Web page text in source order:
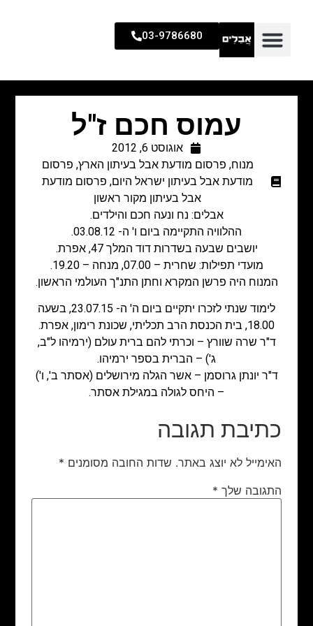
03-9786680
עמוס חכם ז"ל
אוגוסט 6, 2012
מנוח, פרסום מודעת אבל בעיתון הארץ, פרסום
מודעת אבל בעיתון ישראל היום, פרסום מודעת
אבל בעיתון מקור ראשון
אבלים: נח ונעה חכם והילדים.
ההלוויה התקיימה ביום ו' ה- 03.08.12.
יושבים שבעה בשדרות דוד המלך 47, אפרת.
מועדי תפילות: שחרית – 07.00, מנחה – 19.20.
המנוח היה פרשן המקרא וחתן התנ"ך העולמי הראשון.
לימוד שנתי לזכרו יתקיים ביום ה' ה- 23.07.15, בשעה
18.00, בית הכנסת הרב תכליתי, שכונת רימון, אפרת.
ד"ר שרה שוורץ – וכרתי להם ברית עולם (ירמיהו ל"ב,
ג') – הברית בספר ירמיהו.
ד"ר יונתן גרוסמן – אשר הגלה מירושלים (אסתר ב', ו')
– היחס לגולה במגילת אסתר.
כתיבת תגובה
האימייל לא יוצג באתר. שדות החובה מסומנים *
התגובה שלך *